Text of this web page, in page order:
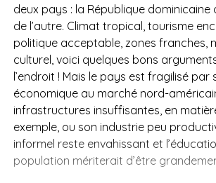
deux pays : la République dominicaine
de l’autre. Climat tropical, tourisme
politique acceptable, zones franches,
culturel, voici quelques bons
l’endroit ! Mais le pays est fragilisé
économique au marché nord-
infrastructures insuffisantes, en
exemple, ou son industrie peu
informel reste envahissant et
population mériterait d’être